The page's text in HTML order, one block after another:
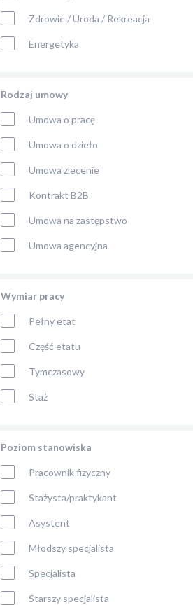
Zdrowie / Uroda / Rekreacja
Energetyka
Rodzaj umowy
Umowa o pracę
Umowa o dzieło
Umowa zlecenie
Kontrakt B2B
Umowa na zastępstwo
Umowa agencyjna
Wymiar pracy
Pełny etat
Część etatu
Tymczasowy
Staż
Poziom stanowiska
Pracownik fizyczny
Stażysta/praktykant
Asystent
Młodszy specjalista
Specjalista
Starszy specjalista